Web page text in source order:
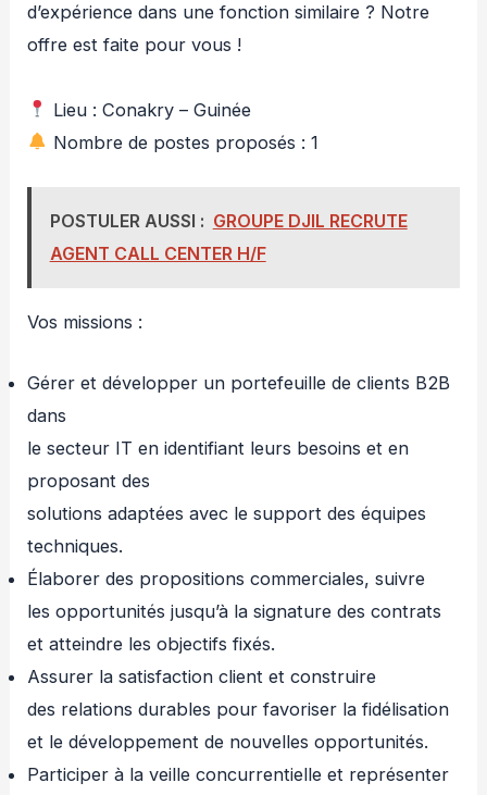
d’expérience dans une fonction similaire ? Notre
offre est faite pour vous !
Lieu : Conakry – Guinée
Nombre de postes proposés : 1
POSTULER AUSSI : GROUPE DJIL RECRUTE
AGENT CALL CENTER H/F
Vos missions :
Gérer et développer un portefeuille de clients B2B
dans
le secteur IT en identifiant leurs besoins et en
proposant des
solutions adaptées avec le support des équipes
techniques.
Élaborer des propositions commerciales, suivre
les opportunités jusqu’à la signature des contrats
et atteindre les objectifs fixés.
Assurer la satisfaction client et construire
des relations durables pour favoriser la fidélisation
et le développement de nouvelles opportunités.
Participer à la veille concurrentielle et représenter